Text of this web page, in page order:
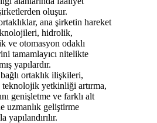
oluşur.
ana şirketin hareket
hidrolik,
ve otomasyon odaklı
tamamlayıcı nitelikte
yapılardır.
ortaklık ilişkileri,
teknolojik yetkinliği artırma,
genişletme ve farklı alt
uzmanlık geliştirme
yapılandırılır.